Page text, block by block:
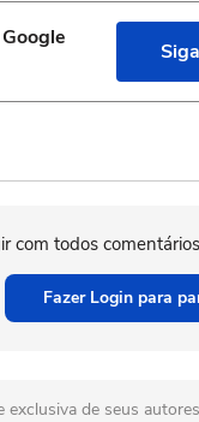
com todos
Fazer Login para
de seus